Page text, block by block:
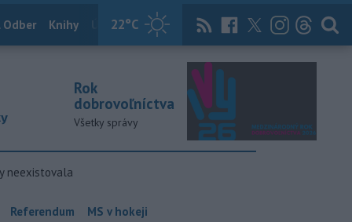
22°C
Odber Knihy Útulkovo Magazín News Now Archív
Rok
dobrovoľníctva
Všetky správy
neexistovala
Referendum MS v hokeji